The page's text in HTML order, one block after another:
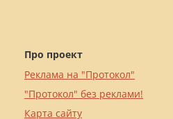
Про проект
Реклама на "Протокол"
"Протокол" без реклами!
Карта сайту